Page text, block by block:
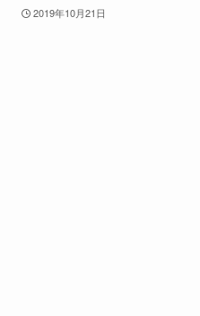
2019年10月21日